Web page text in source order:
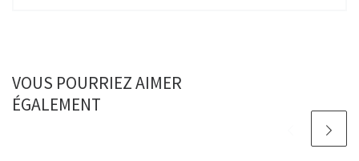
VOUS POURRIEZ AIMER
ÉGALEMENT